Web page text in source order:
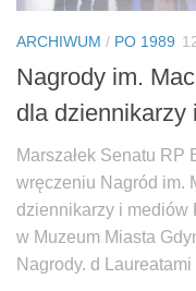
ARCHIWUM / PO 1989
Nagrody im.
dla dziennikarzy
Marszałek Senatu RP
wręczeniu Nagród im.
dziennikarzy i mediów
w Muzeum Miasta
Nagrody. d Laureatami